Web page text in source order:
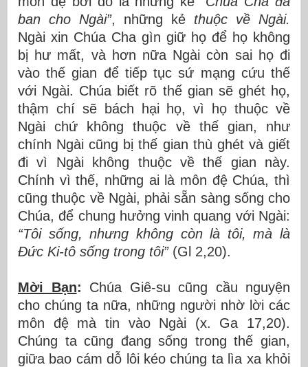
ban cho Ngài”, những kẻ thuộc về Ngài.
Ngài xin Chúa Cha gìn giữ họ để họ không
bị hư mất, và hơn nữa Ngài còn sai họ đi
vào thế gian để tiếp tục sứ mạng cứu thế
với Ngài. Chúa biết rõ thế gian sẽ ghét họ,
thậm chí sẽ bách hại họ, vì họ thuộc về
Ngài chứ không thuộc về thế gian, như
chính Ngài cũng bị thế gian thù ghét và giết
đi vì Ngài không thuộc về thế gian này.
Chính vì thế, những ai là môn đệ Chúa, thì
cũng thuộc về Ngài, phải sẵn sàng sống cho
Chúa, để chung hưởng vinh quang với Ngài:
“Tôi sống, nhưng không còn là tôi, mà là
Đức Ki-tô sống trong tôi” (Gl 2,20).
Mời Bạn: Chúa Giê-su cũng cầu nguyện
cho chúng ta nữa, những người nhờ lời các
môn đệ mà tin vào Ngài (x. Ga 17,20).
Chúng ta cũng đang sống trong thế gian,
giữa bao cám dỗ lôi kéo chúng ta lìa xa khỏi